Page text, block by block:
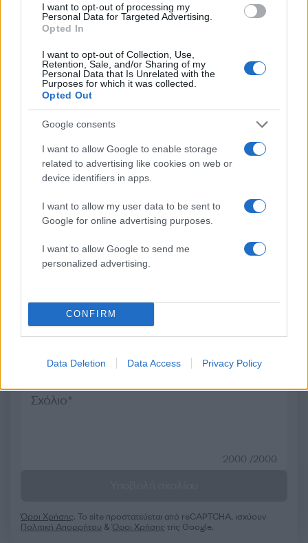
I want to opt-out of processing my
Personal Data for Targeted Advertising.
Opted In
I want to opt-out of Collection, Use,
Retention, Sale, and/or Sharing of my
Personal Data that Is Unrelated with the
Purposes for which it was collected.
Opted Out
Google consents
I want to allow Google to enable storage
related to advertising like cookies on web or
device identifiers in apps.
I want to allow my user data to be sent to
Google for online advertising purposes.
I want to allow Google to send me
personalized advertising.
CONFIRM
Data Deletion Data Access Privacy Policy
Σχόλια
Σχολίασε εδώ
2000 /2000
Όροι Χρήσης. Το site προστατεύεται από reCAPTCHA, ισχύουν
Πολιτική Απορρήτου &Όροι Χρήσης της Google.
Αν τα χάσατε
Ποιες περιοχές μπαίνουν σε
Red Code για φωτιές: Τι
προβλέπει ο χάρτης – Σε
Πυροσβεστική
Νέο βίντεο με τον
το αν βρίσκεται στη